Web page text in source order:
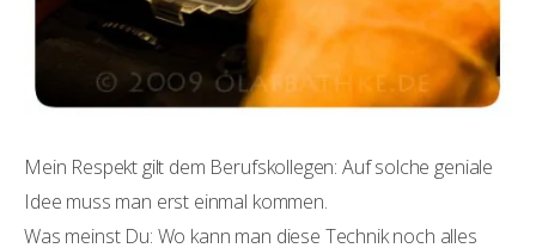
Mein Respekt gilt dem Berufskollegen: Auf solche geniale
Idee muss man erst einmal kommen.
Was meinst Du: Wo kann man diese Technik noch alles